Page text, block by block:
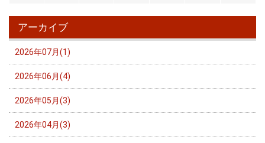
アーカイブ
2026年07月(1)
2026年06月(4)
2026年05月(3)
2026年04月(3)